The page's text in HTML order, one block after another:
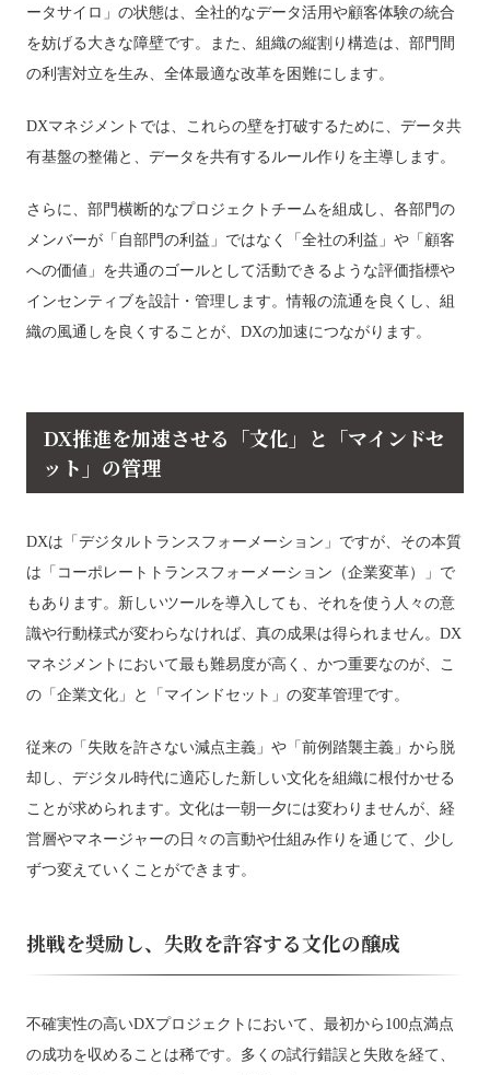
ータサイロ」の状態は、全社的なデータ活用や顧客体験の統合
を妨げる大きな障壁です。また、組織の縦割り構造は、部門間
の利害対立を生み、全体最適な改革を困難にします。
DXマネジメントでは、これらの壁を打破するために、データ共
有基盤の整備と、データを共有するルール作りを主導します。
さらに、部門横断的なプロジェクトチームを組成し、各部門の
メンバーが「自部門の利益」ではなく「全社の利益」や「顧客
への価値」を共通のゴールとして活動できるような評価指標や
インセンティブを設計・管理します。情報の流通を良くし、組
織の風通しを良くすることが、DXの加速につながります。
DX推進を加速させる「文化」と「マインドセ
ット」の管理
DXは「デジタルトランスフォーメーション」ですが、その本質
は「コーポレートトランスフォーメーション（企業変革）」で
もあります。新しいツールを導入しても、それを使う人々の意
識や行動様式が変わらなければ、真の成果は得られません。DX
マネジメントにおいて最も難易度が高く、かつ重要なのが、こ
の「企業文化」と「マインドセット」の変革管理です。
従来の「失敗を許さない減点主義」や「前例踏襲主義」から脱
却し、デジタル時代に適応した新しい文化を組織に根付かせる
ことが求められます。文化は一朝一夕には変わりませんが、経
営層やマネージャーの日々の言動や仕組み作りを通じて、少し
ずつ変えていくことができます。
挑戦を奨励し、失敗を許容する文化の醸成
不確実性の高いDXプロジェクトにおいて、最初から100点満点
の成功を収めることは稀です。多くの試行錯誤と失敗を経て、